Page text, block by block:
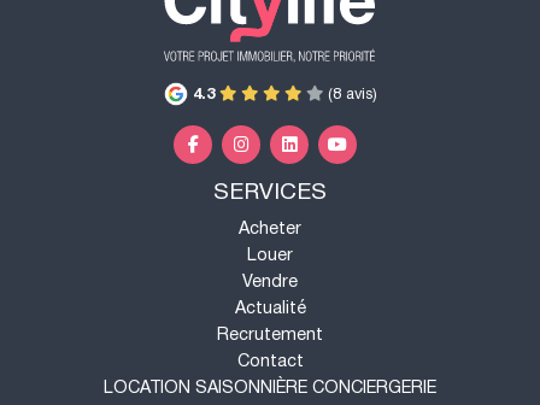
4.3 (8 avis)
SERVICES
Acheter
Louer
Vendre
Actualité
Recrutement
Contact
LOCATION SAISONNIÈRE CONCIERGERIE